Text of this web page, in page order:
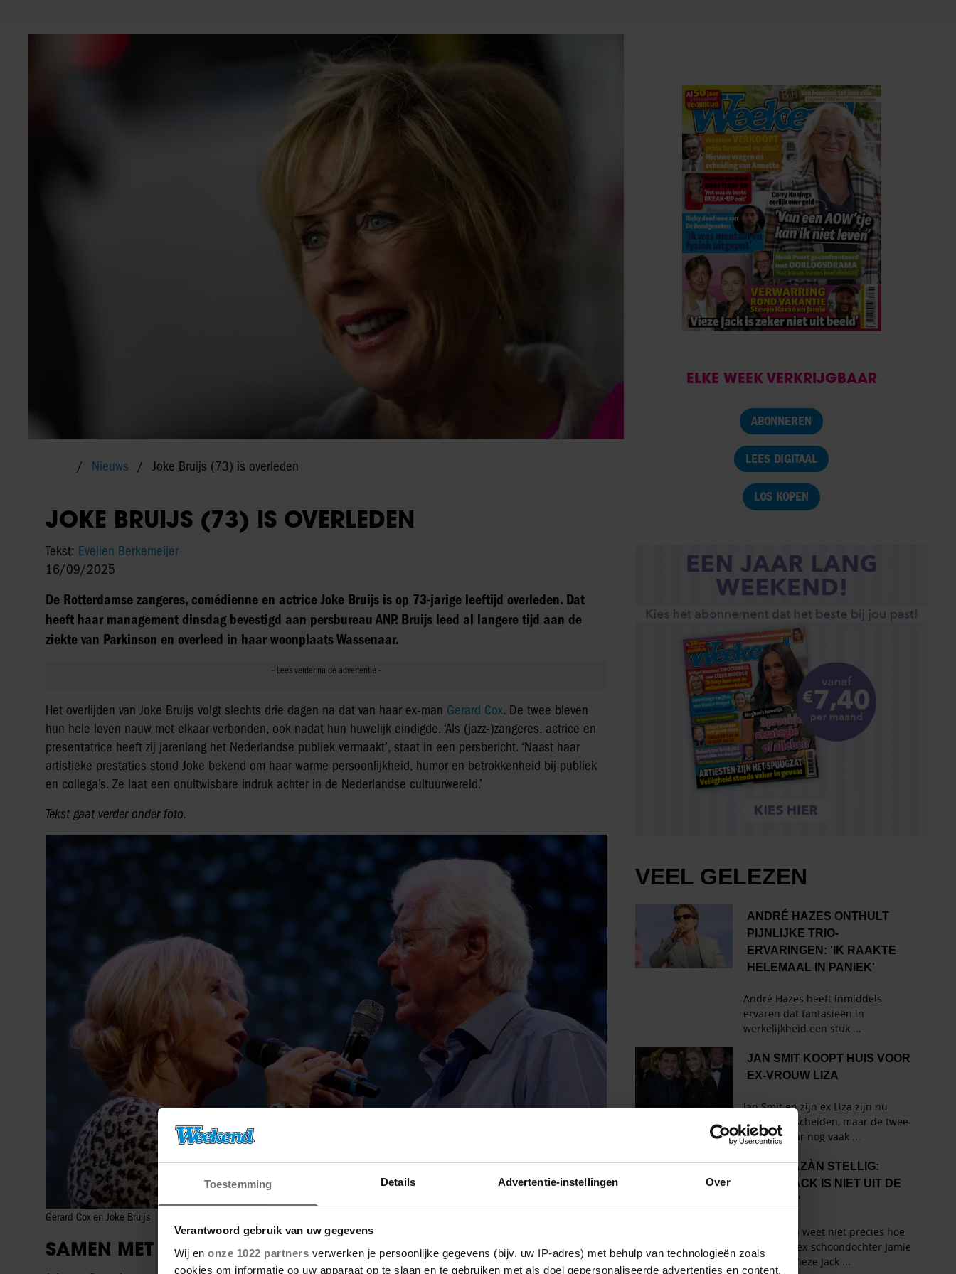
Toestemming Details Advertentie-instellingen Over
Verantwoord gebruik van uw gegevens
Wij en onze 1022 partners verwerken je persoonlijke gegevens (bijv. uw IP-adres) met behulp van technologieën zoals
cookies om informatie op uw apparaat op te slaan en te gebruiken met als doel gepersonaliseerde advertenties en content,
Nieuws Joke Bruijs (73) is overleden
JOKE BRUIJS (73) IS OVERLEDEN
Tekst: Evelien Berkemeijer
16/09/2025
De Rotterdamse zangeres, comédienne en actrice Joke Bruijs is op 73-jarige leeftijd overleden. Dat
heeft haar management dinsdag bevestigd aan persbureau ANP. Bruijs leed al langere tijd aan de
ziekte van Parkinson en overleed in haar woonplaats Wassenaar.
Het overlijden van Joke Bruijs volgt slechts drie dagen na dat van haar ex-man Gerard Cox. De twee bleven
hun hele leven nauw met elkaar verbonden, ook nadat hun huwelijk eindigde. ‘Als (jazz-)zangeres, actrice en
presentatrice heeft zij jarenlang het Nederlandse publiek vermaakt’, staat in een persbericht. ‘Naast haar
artistieke prestaties stond Joke bekend om haar warme persoonlijkheid, humor en betrokkenheid bij publiek
en collega’s. Ze laat een onuitwisbare indruk achter in de Nederlandse cultuurwereld.’
Tekst gaat verder onder foto.
Gerard Cox en Joke Bruijs
SAMEN MET GERARD COX
ELKE WEEK VERKRIJGBAAR
ABONNEREN
LEES DIGITAAL
LOS KOPEN